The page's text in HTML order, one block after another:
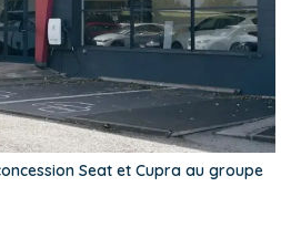
Seat et Cupra au groupe